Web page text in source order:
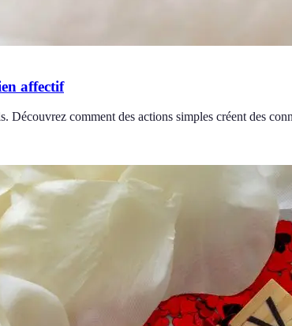
affectif
Découvrez comment des actions simples créent des